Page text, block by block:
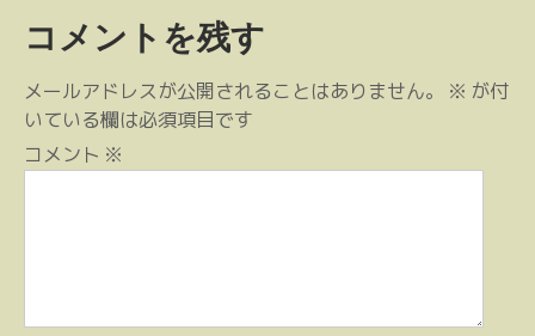
ビ
ゲ
ー
シ
コメントを残す
メールアドレスが公開されることはありません。 ※ が付
いている欄は必須項目です
コメント ※